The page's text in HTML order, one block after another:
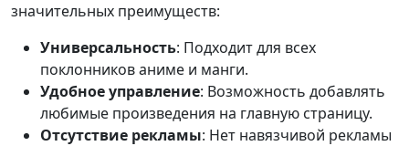
значительных преимуществ:
Универсальность: Подходит для всех
поклонников аниме и манги.
Удобное управление: Возможность добавлять
любимые произведения на главную страницу.
Отсутствие рекламы: Нет навязчивой рекламы